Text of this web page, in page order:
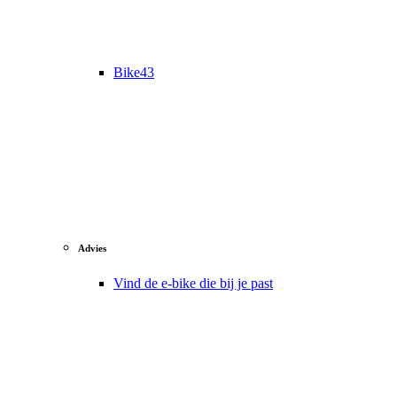
Bike43
Advies
Vind de e-bike die bij je past